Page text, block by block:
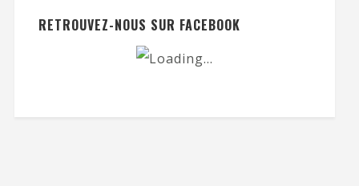
RETROUVEZ-NOUS SUR FACEBOOK